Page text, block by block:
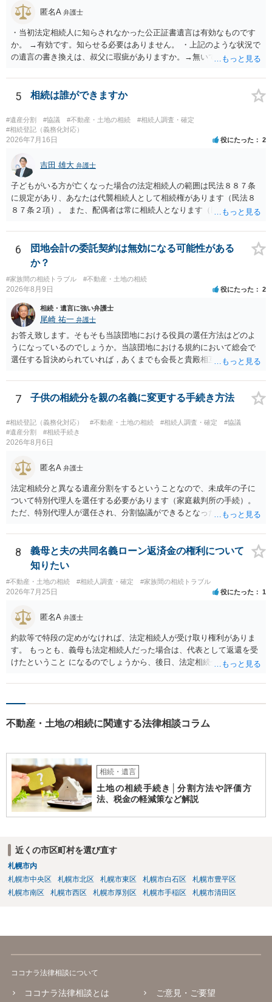
匿名A 弁護士
・当初法定相続人に知らされなかった公正証書遺言は有効なものです
か。 →有効です。知らせる必要はありません。 ・上記のような状況で
の遺言の書き換えは、叔父に瑕疵がありますか。→無いです。 ・分割
ますか。 →本人が自由に決められますので、どこが妥当とは言えない
です。客観的な基準もありません。 ・できれば穏やかに、分割を拒否
することはできますか。 →分割を拒否するということは、遺産はいら
ないということでしょうか。遺言で、受取を指定されててもいらない
と拒否することはできます。理由を説明する必要はありません。
5 相続は誰ができますか
#遺産分割 #協議 #不動産・土地の相続
#相続人調査・確定
#相続登記（義務化対応）
2026年7月16日 役にたった 2
吉田 雄大 弁護士
子どもがいる方が亡くなった場合の法定相続人の範囲は民法８８７条
に規定があり、あなたは代襲相続人として相続権があります（民法８
８７条２項）。 また、配偶者は常に相続人となります（民法８９０
も相続権があります。つまり、孫５人に加えて「おじ又はおば」にも
相続権がある可能性があります。
6
団地会計の委託契約は無効になる可能性がある
か？
#家族間の相続トラブル #不動産・土地の相続
2026年8月9日 役にたった 2
相続・遺言に強い弁護士
尾崎 祐一 弁護士
お答え致します。そもそも当該団地における役員の選任方法はどのよ
うになっているのでしょうか。当該団地における規約において総会で
選任する旨決められていれば，あくまでも会長と貴殿相互間における
し，団地と貴殿との委託契約は有効に成立しています。当該団地にお
ける役員の選任が会長の専権でできるのであれば，貴殿と会長との合
7 子供の相続分を親の名義に変更する手続き方法
#相続登記（義務化対応） #不動産・土地の相続 #相続人調査・確定
#協議
#遺産分割
#相続手続き
2026年8月6日
匿名A 弁護士
法定相続分と異なる遺産分割をするということなので、未成年の子に
ついて特別代理人を選任する必要があります（家庭裁判所の手続）。
ただ、特別代理人が選任され、分割協議ができるとなったとしても、
の権利も守られなければならないからです。 相続財産全体で、未成年
者の権利が守られているかどうかを判断しなければなりません。 単
に、未成年者を今後養育するのは、自分だからという理由では、法定
相続分以上に多くの遺産を取得することができるというわけではあり
ません。
8
義母と夫の共同名義ローン返済金の権利について
知りたい
#不動産・土地の相続 #相続人調査・確定 #家族間の相続トラブル
2026年7月25日 役にたった 1
匿名A 弁護士
約款等で特段の定めがなければ、法定相続人が受け取り権利がありま
す。 もっとも、義母も法定相続人だった場合は、代表として返還を受
けたということ になるのでしょうから、後日、法定相続分に基づいて
不動産・土地の相続に関連する法律相談コラム
相続・遺言
土地の相続手続き│分割方法や評価方
法、税金の軽減策など解説
近くの市区町村を選び直す
札幌市内
札幌市中央区
札幌市北区 札幌市東区 札幌市白石区
札幌市豊平区
札幌市南区
札幌市西区 札幌市厚別区 札幌市手稲区 札幌市清田区
ココナラ法律相談について
ココナラ法律相談とは ご意見・ご要望